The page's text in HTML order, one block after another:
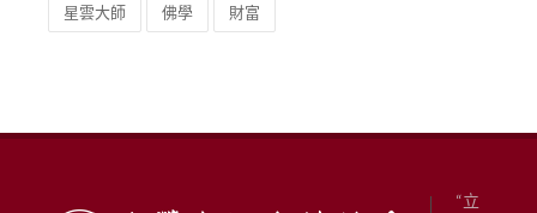
星雲大師 佛學 財富
“立